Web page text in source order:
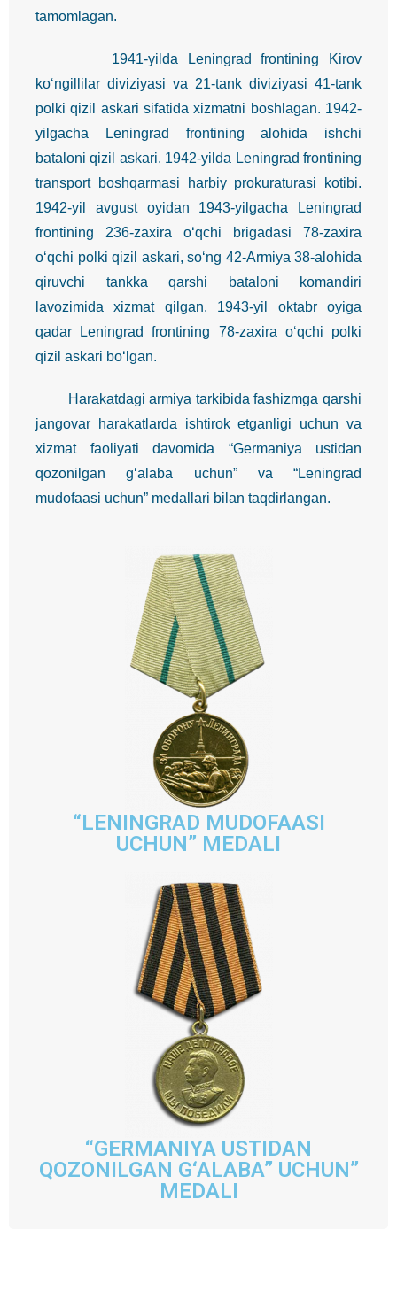
tamomlagan.
1941-yilda Leningrad frontining Kirov
ko‘ngillilar diviziyasi va 21-tank diviziyasi 41-tank
polki qizil askari sifatida xizmatni boshlagan. 1942-
yilgacha Leningrad frontining alohida ishchi
bataloni qizil askari. 1942-yilda Leningrad frontining
transport boshqarmasi harbiy prokuraturasi kotibi.
1942-yil avgust oyidan 1943-yilgacha Leningrad
frontining 236-zaxira o‘qchi brigadasi 78-zaxira
o‘qchi polki qizil askari, so‘ng 42-Armiya 38-alohida
qiruvchi tankka qarshi bataloni komandiri
lavozimida xizmat qilgan. 1943-yil oktabr oyiga
qadar Leningrad frontining 78-zaxira o‘qchi polki
qizil askari bo‘lgan.
Harakatdagi armiya tarkibida fashizmga qarshi
jangovar harakatlarda ishtirok etganligi uchun va
xizmat faoliyati davomida “Germaniya ustidan
qozonilgan g‘alaba uchun” va “Leningrad
mudofaasi uchun” medallari bilan taqdirlangan.
“LENINGRAD MUDOFAASI
UCHUN” MEDALI
“GERMANIYA USTIDAN
QOZONILGAN G‘ALABA” UCHUN”
MEDALI